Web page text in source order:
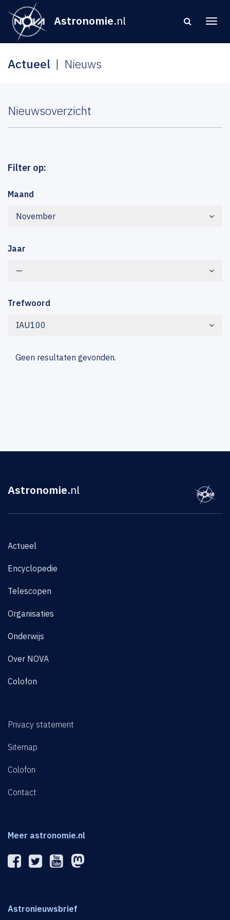
Astronomie.nl
Actueel Nieuws
Nieuwsoverzicht
Filter op:
Maand
November
Jaar
—
Trefwoord
IAU100
Geen resultaten gevonden.
Astronomie.nl
Actueel
Encyclopedie
Telescopen
Organisaties
Onderwijs
Over NOVA
Colofon
Privacy statement
Sitemap
Colofon
Contact
Meer astronomie.nl
Astronieuwsbrief